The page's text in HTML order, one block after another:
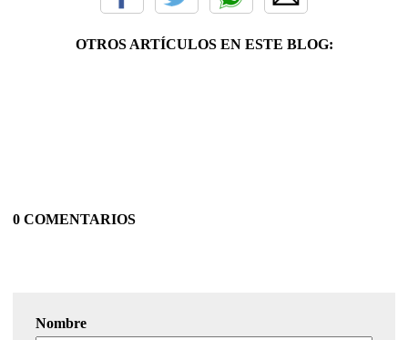
OTROS ARTÍCULOS EN ESTE BLOG:
0 COMENTARIOS
Nombre